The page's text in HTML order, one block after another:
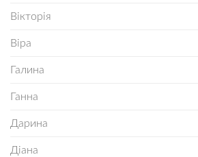
Вікторія
Віра
Галина
Ганна
Дарина
Діана